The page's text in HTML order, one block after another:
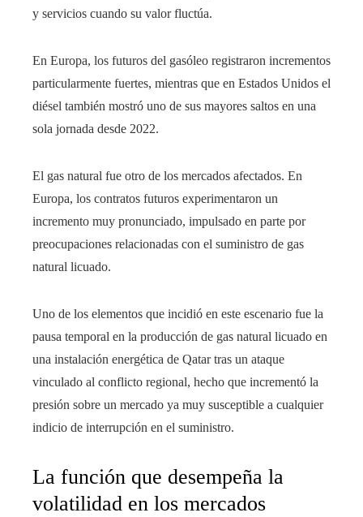
y servicios cuando su valor fluctúa.
En Europa, los futuros del gasóleo registraron incrementos
particularmente fuertes, mientras que en Estados Unidos el
diésel también mostró uno de sus mayores saltos en una
sola jornada desde 2022.
El gas natural fue otro de los mercados afectados. En
Europa, los contratos futuros experimentaron un
incremento muy pronunciado, impulsado en parte por
preocupaciones relacionadas con el suministro de gas
natural licuado.
Uno de los elementos que incidió en este escenario fue la
pausa temporal en la producción de gas natural licuado en
una instalación energética de Qatar tras un ataque
vinculado al conflicto regional, hecho que incrementó la
presión sobre un mercado ya muy susceptible a cualquier
indicio de interrupción en el suministro.
La función que desempeña la
volatilidad en los mercados